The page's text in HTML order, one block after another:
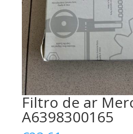
Filtro de ar
A6398300165